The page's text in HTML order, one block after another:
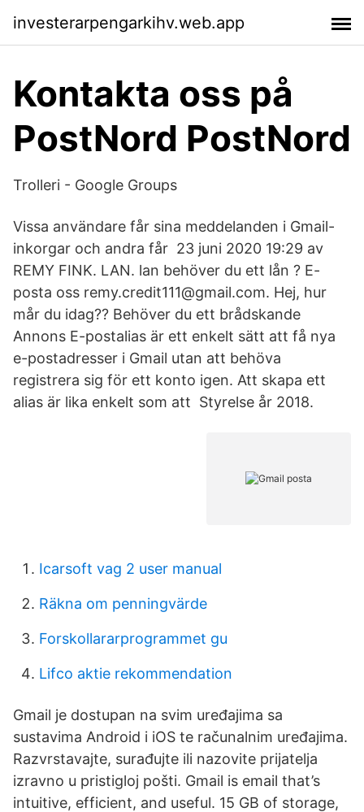
investerarpengarkihv.web.app
Kontakta oss på
PostNord PostNord
Trolleri - Google Groups
Vissa användare får sina meddelanden i Gmail-
inkorgar och andra får 23 juni 2020 19:29 av
REMY FINK. LAN. lan behöver du ett lån ? E-
posta oss remy.credit111@gmail.com. Hej, hur
mår du idag?? Behöver du ett brådskande
Annons E-postalias är ett enkelt sätt att få nya
e-postadresser i Gmail utan att behöva
registrera sig för ett konto igen. Att skapa ett
alias är lika enkelt som att Styrelse år 2018.
Icarsoft vag 2 user manual
Räkna om penningvärde
Forskollararprogrammet gu
Lifco aktie rekommendation
Gmail je dostupan na svim uređajima sa
sustavima Android i iOS te računalnim uređajima.
Razvrstavajte, surađujte ili nazovite prijatelja
izravno u pristigloj pošti. Gmail is email that’s
intuitive, efficient, and useful. 15 GB of storage,